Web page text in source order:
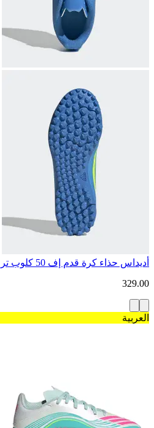
أديداس حذاء كرة قدم إف 50 كلوب ترف
329.00
العربية